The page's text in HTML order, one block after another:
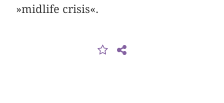
»midlife crisis«.